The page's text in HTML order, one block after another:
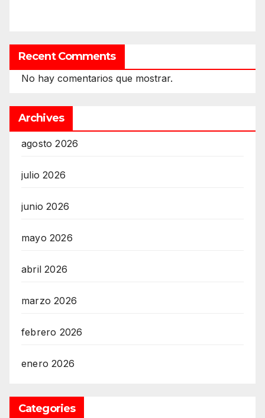
Recent Comments
No hay comentarios que mostrar.
Archives
agosto 2026
julio 2026
junio 2026
mayo 2026
abril 2026
marzo 2026
febrero 2026
enero 2026
Categories